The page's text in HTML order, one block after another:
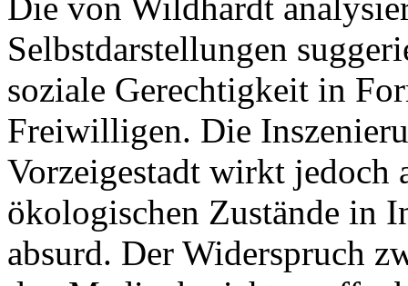
Selbstdarstellungen
soziale Gerechtigkeit in
Freiwilligen. Die
Vorzeigestadt wirkt jedoch
ökologischen Zustände in
absurd. Der Widerspruch